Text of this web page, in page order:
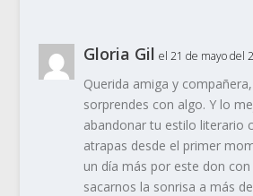
Gloria Gil el 21 de mayo del
Querida amiga y
sorprendes con algo. Y lo
abandonar tu estilo literario
atrapas desde el primer
un día más por este don
sacarnos la sonrisa a más